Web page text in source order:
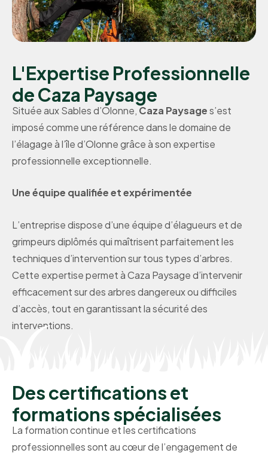
L'Expertise Professionnelle
de Caza Paysage
Située aux Sables d’Olonne,Caza Paysages’est
imposé comme une référence dans le domaine de
l’élagage à l’île d’Olonne grâce à son expertise
professionnelle exceptionnelle.
Une équipe qualifiée et expérimentée
L’entreprise dispose d’une équipe d’élagueurs et de
grimpeurs diplômés qui maîtrisent parfaitement les
techniques d’intervention sur tous types d’arbres.
Cette expertise permet à Caza Paysage d’intervenir
efficacement sur des arbres dangereux ou difficiles
d’accès, tout en garantissant la sécurité des
interventions.
Des certifications et
formations spécialisées
La formation continue et les certifications
professionnelles sont au cœur de l’engagement de